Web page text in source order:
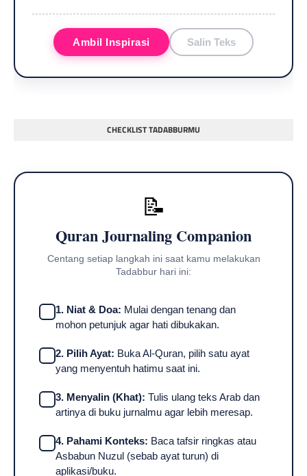
Ambil Inspirasi Salin Teks
CHECKLIST TADABBURMU
📝
Quran Journaling Companion
Centang setiap langkah ini saat kamu melakukan
Tadabbur hari ini:
1. Niat & Doa: Mulai dengan tenang dan
mohon petunjuk agar hati dibukakan.
2. Pilih Ayat: Buka Al-Quran, pilih satu ayat
yang menyentuh hatimu saat ini.
3. Menyalin (Khat): Tulis ulang teks Arab dan
artinya di buku jurnalmu agar lebih meresap.
4. Pahami Konteks: Baca tafsir ringkas atau
Asbabun Nuzul (sebab ayat turun) di
aplikasi/buku.